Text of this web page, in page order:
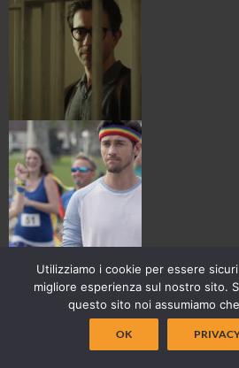
Utilizziamo i cookie per essere
migliore esperienza sul nostro sito.
questo sito noi assumiamo
OK